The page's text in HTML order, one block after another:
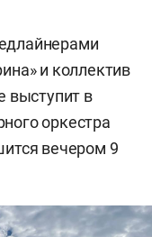
и коллектив
выступит в
оркестра
вечером 9